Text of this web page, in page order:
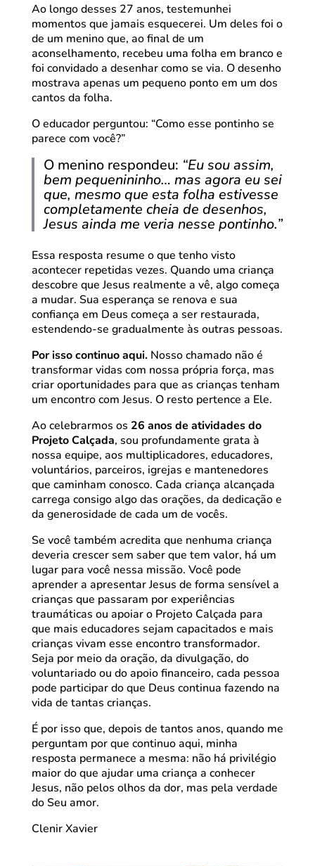
Ao longo desses 27 anos, testemunhei
momentos que jamais esquecerei. Um deles foi o
de um menino que, ao final de um
aconselhamento, recebeu uma folha em branco e
foi convidado a desenhar como se via. O desenho
mostrava apenas um pequeno ponto em um dos
cantos da folha.
O educador perguntou: “Como esse pontinho se
parece com você?”
O menino respondeu: “Eu sou assim,
bem pequenininho… mas agora eu sei
que, mesmo que esta folha estivesse
completamente cheia de desenhos,
Jesus ainda me veria nesse pontinho.”
Essa resposta resume o que tenho visto
acontecer repetidas vezes. Quando uma criança
descobre que Jesus realmente a vê, algo começa
a mudar. Sua esperança se renova e sua
confiança em Deus começa a ser restaurada,
estendendo-se gradualmente às outras pessoas.
Por isso continuo aqui. Nosso chamado não é
transformar vidas com nossa própria força, mas
criar oportunidades para que as crianças tenham
um encontro com Jesus. O resto pertence a Ele.
Ao celebrarmos os 26 anos de atividades do
Projeto Calçada, sou profundamente grata à
nossa equipe, aos multiplicadores, educadores,
voluntários, parceiros, igrejas e mantenedores
que caminham conosco. Cada criança alcançada
carrega consigo algo das orações, da dedicação e
da generosidade de cada um de vocês.
Se você também acredita que nenhuma criança
deveria crescer sem saber que tem valor, há um
lugar para você nessa missão. Você pode
aprender a apresentar Jesus de forma sensível a
crianças que passaram por experiências
traumáticas ou apoiar o Projeto Calçada para
que mais educadores sejam capacitados e mais
crianças vivam esse encontro transformador.
Seja por meio da oração, da divulgação, do
voluntariado ou do apoio financeiro, cada pessoa
pode participar do que Deus continua fazendo na
vida de tantas crianças.
É por isso que, depois de tantos anos, quando me
perguntam por que continuo aqui, minha
resposta permanece a mesma: não há privilégio
maior do que ajudar uma criança a conhecer
Jesus, não pelos olhos da dor, mas pela verdade
do Seu amor.
Clenir Xavier